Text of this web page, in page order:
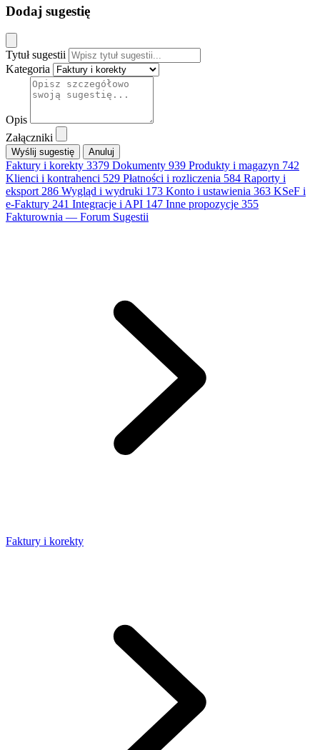
Dodaj sugestię
Tytuł sugestii
Kategoria
Opis
Załączniki
Anuluj
Faktury i korekty 3379 Dokumenty 939 Produkty i magazyn 742
Klienci i kontrahenci 529 Płatności i rozliczenia 584 Raporty i
eksport 286 Wygląd i wydruki 173 Konto i ustawienia 363 KSeF i
e-Faktury 241 Integracje i API 147 Inne propozycje 355
Fakturownia — Forum Sugestii
Faktury i korekty